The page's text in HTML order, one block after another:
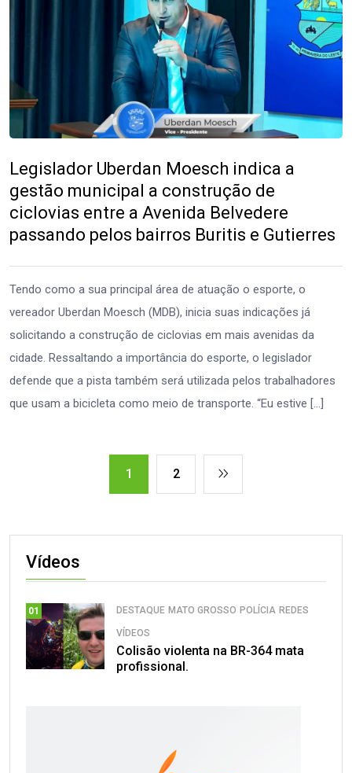
Legislador Uberdan Moesch indica a
gestão municipal a construção de
ciclovias entre a Avenida Belvedere
passando pelos bairros Buritis e Gutierres
Tendo como a sua principal área de atuação o esporte, o
vereador Uberdan Moesch (MDB), inicia suas indicações já
solicitando a construção de ciclovias em mais avenidas da
cidade. Ressaltando a importância do esporte, o legislador
defende que a pista também será utilizada pelos trabalhadores
que usam a bicicleta como meio de transporte. “Eu estive […]
1 2
Vídeos
01 DESTAQUE MATO GROSSO POLÍCIA REDES
VÍDEOS
Colisão violenta na BR-364 mata
profissional.